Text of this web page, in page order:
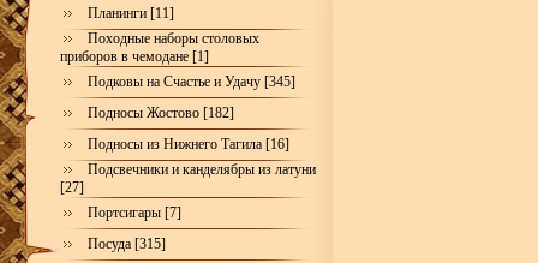
Планинги [11]
Походные наборы столовых
приборов в чемодане [1]
Подковы на Счастье и Удачу [345]
Подносы Жостово [182]
Подносы из Нижнего Тагила [16]
Подсвечники и канделябры из латуни
[27]
Портсигары [7]
Посуда [315]